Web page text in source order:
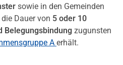
sowie in den Gemeinden
Dauer von 5 oder 10
Belegungsbindung zugunsten
A erhält.